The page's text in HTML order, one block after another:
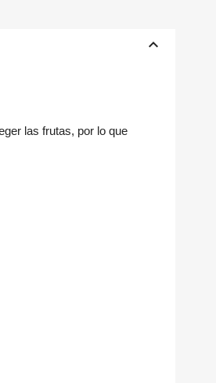
keyboard_arrow_up
las frutas, por lo que